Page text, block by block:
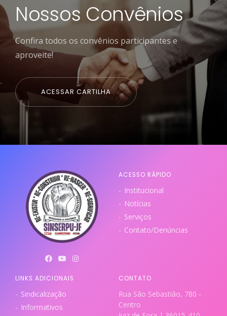
Nossos Convênios
Confira todos os convênios participantes e
aproveite!
ACESSAR CARTILHA
ACESSO RÁPIDO
Institucional
Notícias
Serviços
Contato/Denúncias
LINKS ADICIONAIS
Sindicalização
Informativos
CONTATO
Rua São Sebastião, 780 -
Centro